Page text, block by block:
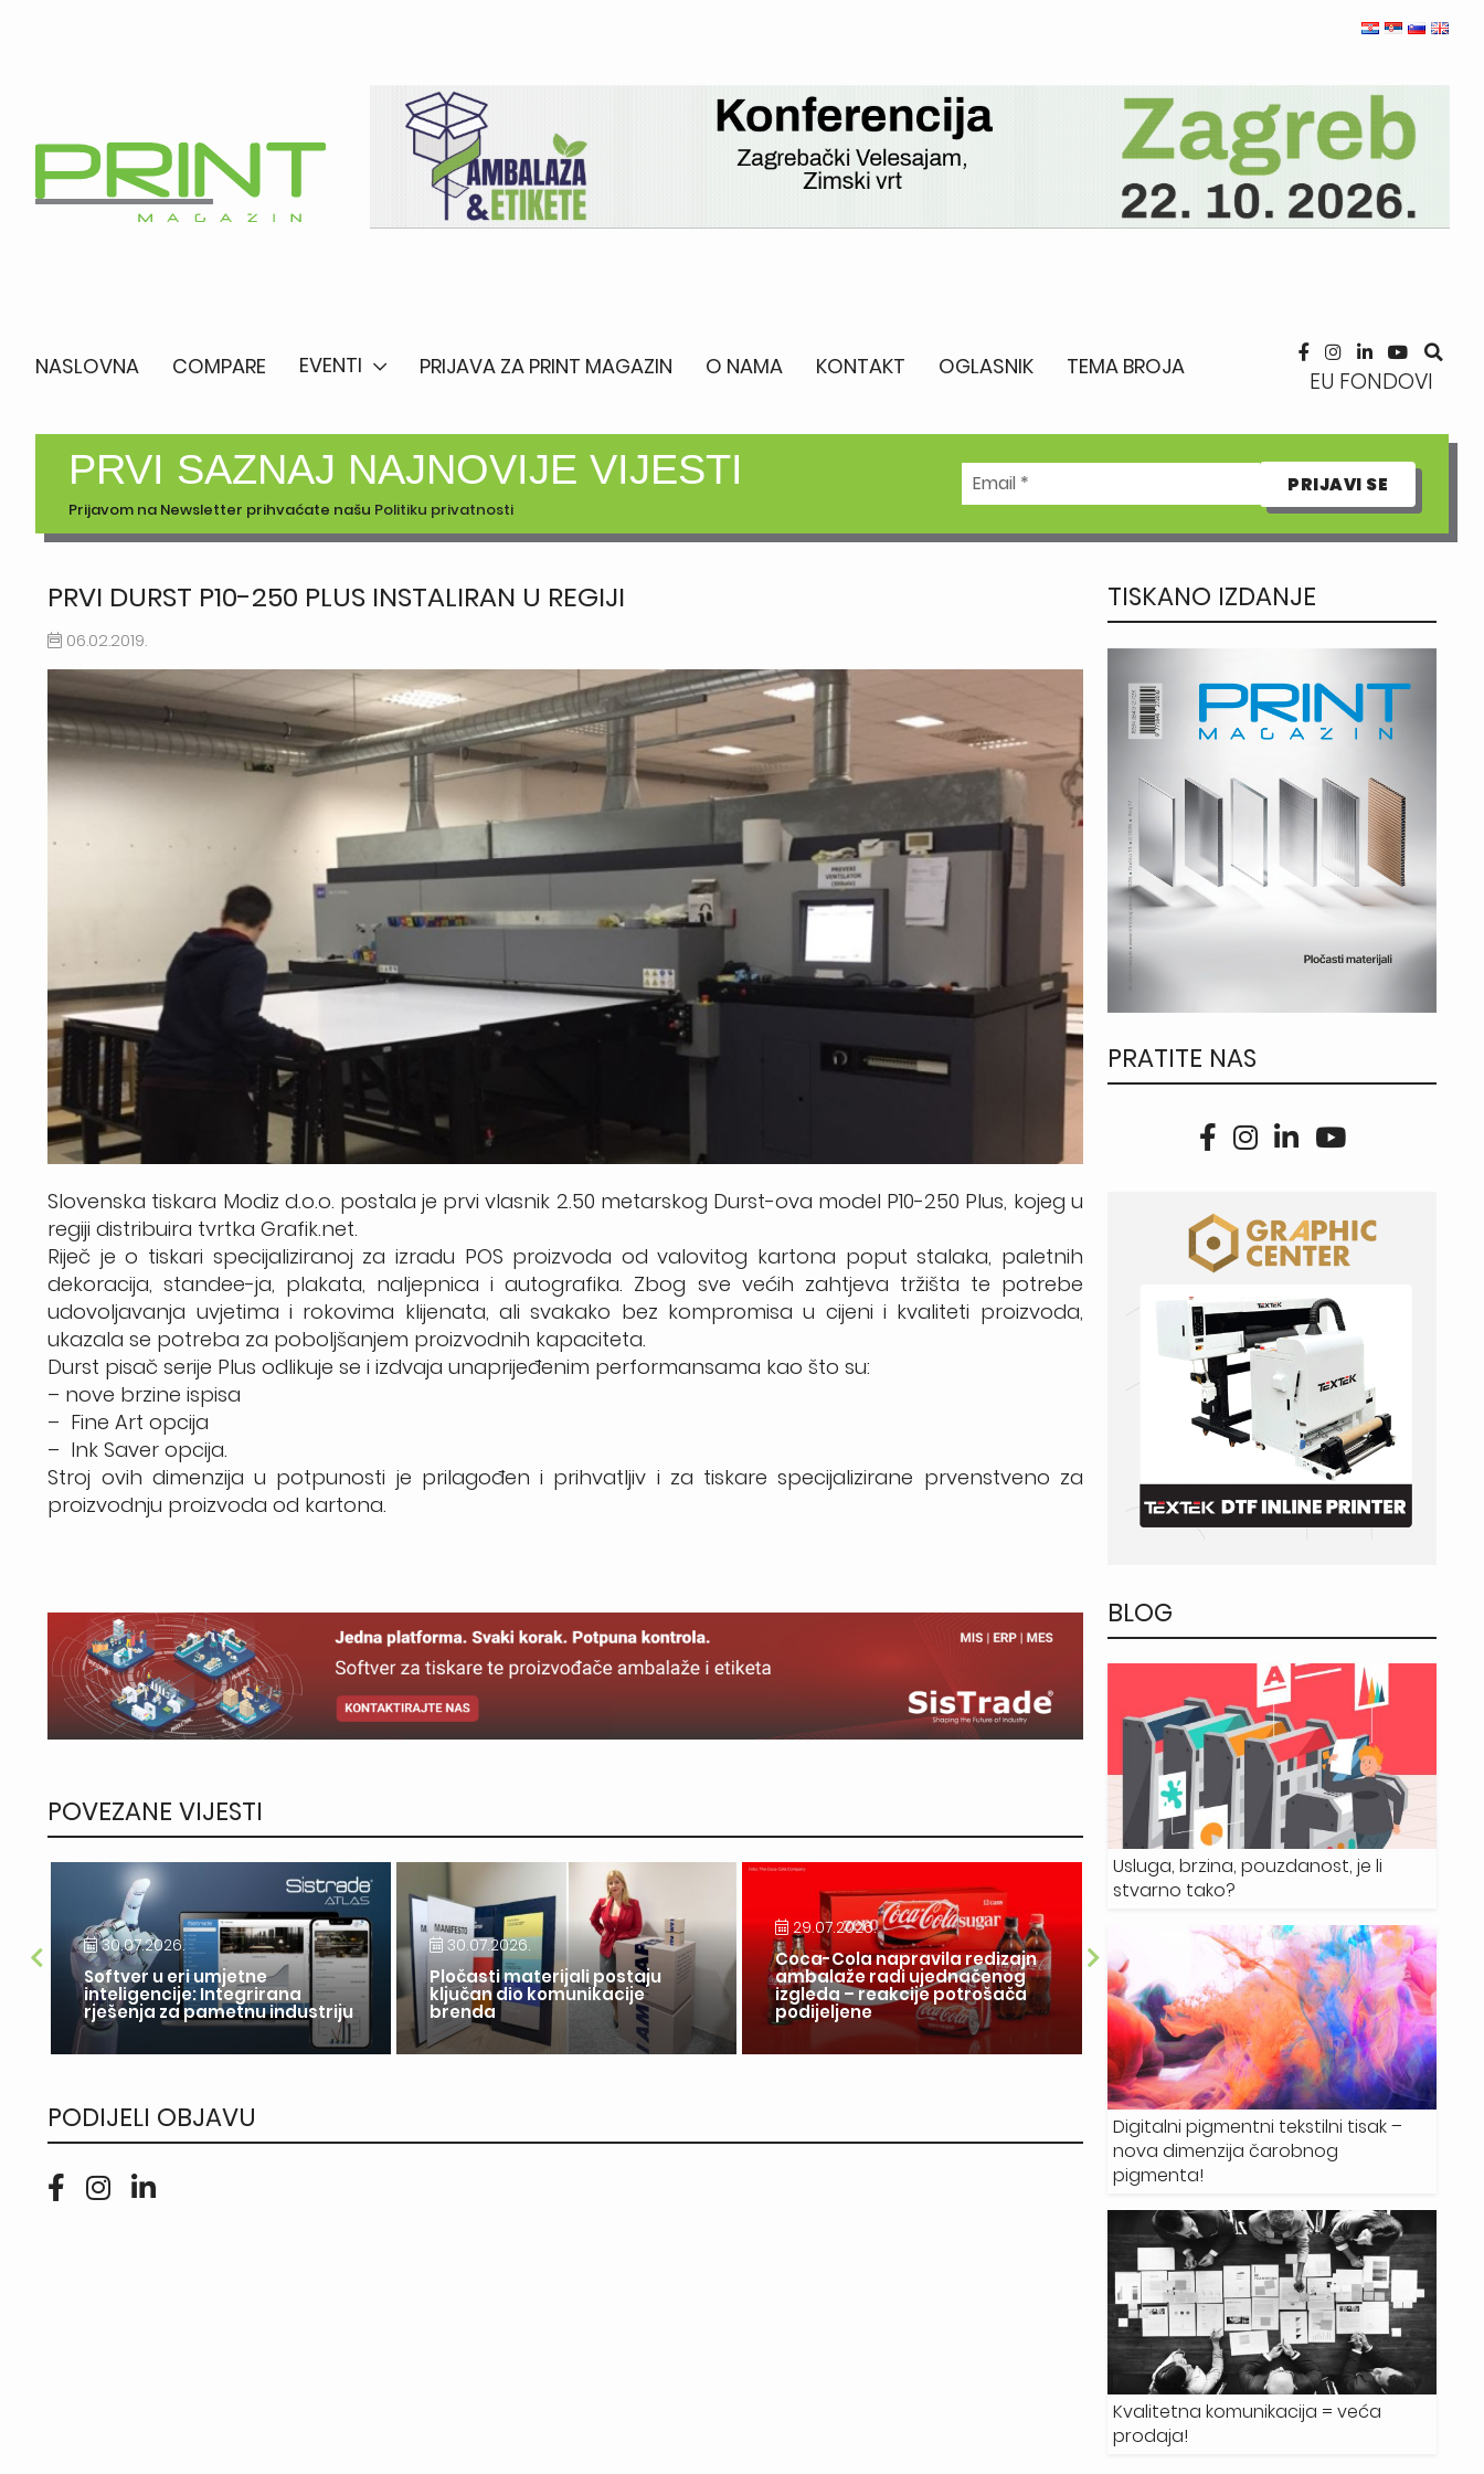
NASLOVNA COMPARE EVENTI PRIJAVA ZA PRINT MAGAZIN O NAMA KONTAKT OGLASNIK TEMA BROJA
EU FONDOVI
PRVI SAZNAJ NAJNOVIJE VIJESTI
Prijavom na Newsletter prihvaćate našu Politiku privatnosti
PRVI DURST P10-250 PLUS INSTALIRAN U REGIJI
06.02.2019.
Slovenska tiskara Modiz d.o.o. postala je prvi vlasnik 2.50 metarskog Durst-ova model P10-250 Plus, kojeg u
regiji distribuira tvrtka Grafik.net.
Riječ je o tiskari specijaliziranoj za izradu POS proizvoda od valovitog kartona poput stalaka, paletnih
dekoracija, standee-ja, plakata, naljepnica i autografika. Zbog sve većih zahtjeva tržišta te potrebe
udovoljavanja uvjetima i rokovima klijenata, ali svakako bez kompromisa u cijeni i kvaliteti proizvoda,
ukazala se potreba za poboljšanjem proizvodnih kapaciteta.
Durst pisač serije Plus odlikuje se i izdvaja unaprijeđenim performansama kao što su:
– nove brzine ispisa
– Fine Art opcija
– Ink Saver opcija.
Stroj ovih dimenzija u potpunosti je prilagođen i prihvatljiv i za tiskare specijalizirane prvenstveno za
proizvodnju proizvoda od kartona.
POVEZANE VIJESTI
30.07.2026.
Softver u eri umjetne
inteligencije: Integrirana
rješenja za pametnu industriju
30.07.2026.
Pločasti materijali postaju
ključan dio komunikacije
brenda
29.07.2026.
Coca-Cola napravila redizajn
ambalaže radi ujednačenog
izgleda – reakcije potrošača
podijeljene
28.07.2026.
Delta Design: Tehnologija je
ubrzala proces, ali znanje o
materijalima najveći je adut
PODIJELI OBJAVU
TISKANO IZDANJE
PRATITE NAS
BLOG
Usluga, brzina, pouzdanost, je li
stvarno tako?
Digitalni pigmentni tekstilni tisak –
nova dimenzija čarobnog
pigmenta!
Kvalitetna komunikacija = veća
prodaja!